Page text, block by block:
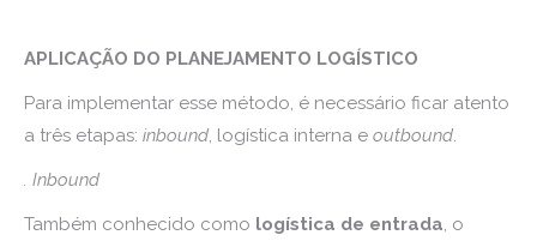
APLICAÇÃO DO PLANEJAMENTO LOGÍSTICO
Para implementar esse método, é necessário ficar atento
a três etapas: inbound, logística interna e outbound.
. Inbound
Também conhecido como logística de entrada, o